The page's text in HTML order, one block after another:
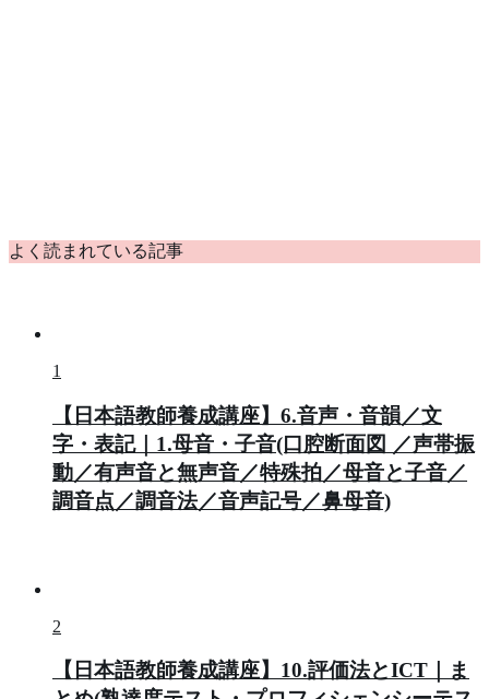
よく読まれている記事
1
【日本語教師養成講座】6.音声・音韻／文
字・表記｜1.母音・子音(口腔断面図 ／声帯振
動／有声音と無声音／特殊拍／母音と子音／
調音点／調音法／音声記号／鼻母音)
2
【日本語教師養成講座】10.評価法とICT｜ま